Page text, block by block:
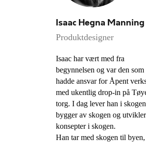
Isaac Hegna Manning
Produktdesigner
Isaac har vært med fra
begynnelsen og var den som
hadde ansvar for Åpent
med ukentlig drop-in på
torg. I dag lever han i
bygger av skogen og utvikler
konsepter i skogen.
Han tar med skogen til